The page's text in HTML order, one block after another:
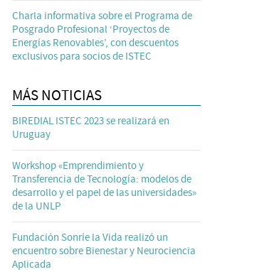
Charla informativa sobre el Programa de
Posgrado Profesional ‘Proyectos de
Energías Renovables’, con descuentos
exclusivos para socios de ISTEC
MÁS NOTICIAS
BIREDIAL ISTEC 2023 se realizará en
Uruguay
Workshop «Emprendimiento y
Transferencia de Tecnología: modelos de
desarrollo y el papel de las universidades»
de la UNLP
Fundación Sonríe la Vida realizó un
encuentro sobre Bienestar y Neurociencia
Aplicada